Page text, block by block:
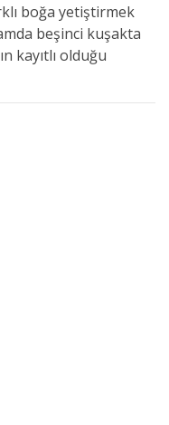
boğa yetiştirmek
beşinci kuşakta
kayıtlı olduğu